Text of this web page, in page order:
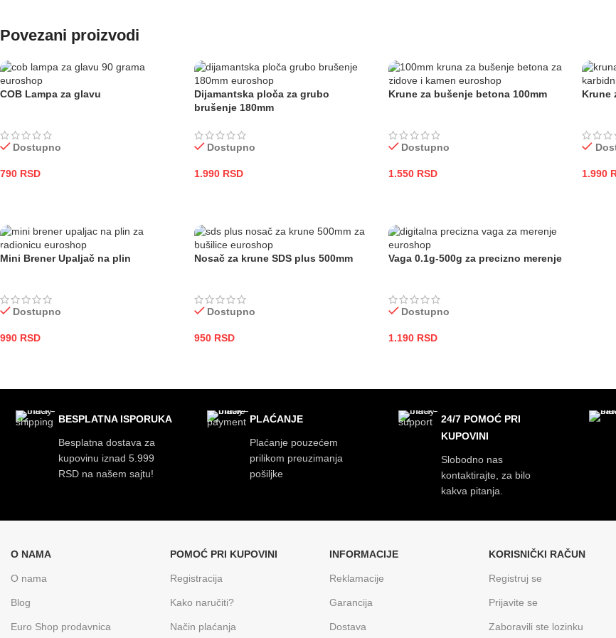
Povezani proizvodi
COB Lampa za glavu
Dostupno
790 RSD
Dijamantska ploča za grubo
brušenje 180mm
Dostupno
1.990 RSD
Krune za bušenje betona 100mm
Dostupno
1.550 RSD
Krune
1.990
Mini Brener Upaljač na plin
Dostupno
990 RSD
Nosač za krune SDS plus 500mm
Dostupno
950 RSD
Vaga 0.1g-500g za precizno merenje
Dostupno
1.190 RSD
BESPLATNA ISPORUKA
Besplatna dostava za
kupovinu iznad 5.999
RSD na našem sajtu!
PLAĆANJE
Plaćanje pouzećem
prilikom preuzimanja
pošiljke
24/7 POMOĆ PRI
KUPOVINI
Slobodno nas
kontaktirajte, za bilo
kakva pitanja.
O NAMA
O nama
Blog
Euro Shop prodavnica
POMOĆ PRI KUPOVINI
Registracija
Kako naručiti?
Način plaćanja
INFORMACIJE
Reklamacije
Garancija
Dostava
KORISNIČKI RAČUN
Registruj se
Prijavite se
Zaboravili ste lozinku